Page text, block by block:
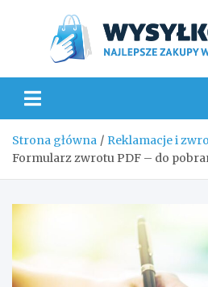
Strona główna
Reklamacje i
Formularz zwrotu PDF – do